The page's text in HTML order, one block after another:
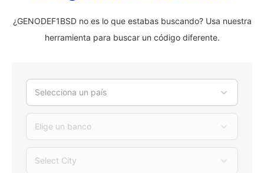
¿GENODEF1BSD no es lo que estabas buscando? Usa nuestra
herramienta para buscar un código diferente.
Selecciona un país
Elige un banco
Select City